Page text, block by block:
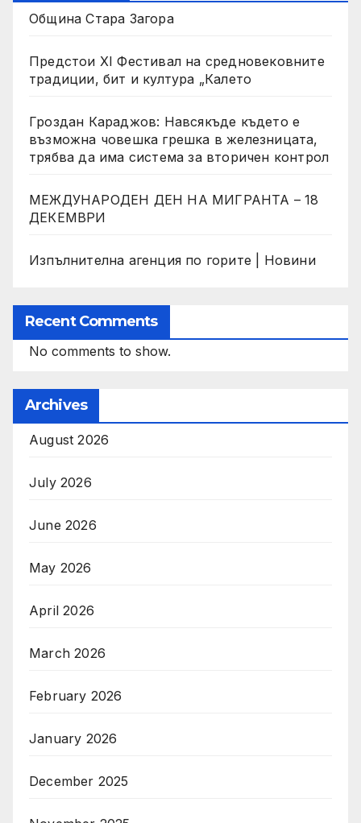
Община Стара Загора
Предстои XI Фестивал на средновековните
традиции, бит и култура „Калето
Гроздан Караджов: Навсякъде където е
възможна човешка грешка в железницата,
трябва да има система за вторичен контрол
МЕЖДУНАРОДЕН ДЕН НА МИГРАНТА – 18
ДЕКЕМВРИ
Изпълнителна агенция по горите | Новини
Recent Comments
No comments to show.
Archives
August 2026
July 2026
June 2026
May 2026
April 2026
March 2026
February 2026
January 2026
December 2025